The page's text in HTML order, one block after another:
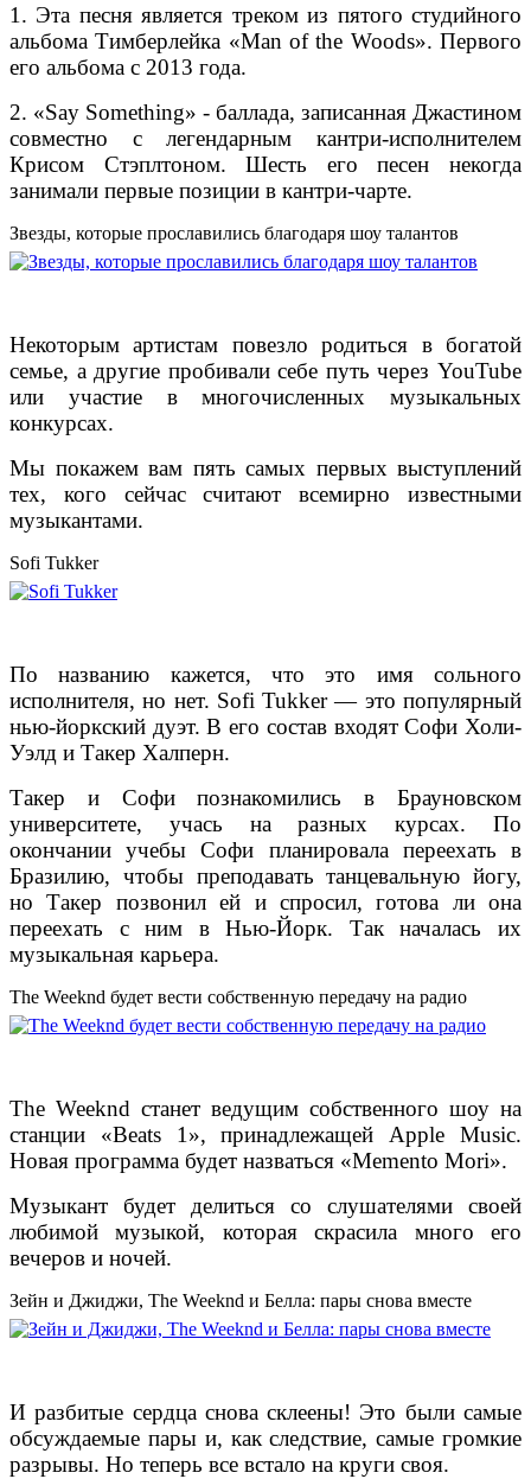
1. Эта песня является треком из пятого студийного
альбома Тимберлейка «Man of the Woods». Первого
его альбома с 2013 года.
2. «Say Something» - баллада, записанная Джастином
совместно с легендарным кантри-исполнителем
Крисом Стэплтоном. Шесть его песен некогда
занимали первые позиции в кантри-чарте.
Звезды, которые прославились благодаря шоу талантов
Некоторым артистам повезло родиться в богатой
семье, а другие пробивали себе путь через YouTube
или участие в многочисленных музыкальных
конкурсах.
Мы покажем вам пять самых первых выступлений
тех, кого сейчас считают всемирно известными
музыкантами.
Sofi Tukker
По названию кажется, что это имя сольного
исполнителя, но нет. Sofi Tukker — это популярный
нью-йоркский дуэт. В его состав входят Софи Холи-
Уэлд и Такер Халперн.
Такер и Софи познакомились в Брауновском
университете, учась на разных курсах. По
окончании учебы Софи планировала переехать в
Бразилию, чтобы преподавать танцевальную йогу,
но Такер позвонил ей и спросил, готова ли она
переехать с ним в Нью-Йорк. Так началась их
музыкальная карьера.
The Weeknd будет вести собственную передачу на радио
The Weeknd станет ведущим собственного шоу на
станции «Beats 1», принадлежащей Apple Music.
Новая программа будет назваться «Memento Mori».
Музыкант будет делиться со слушателями своей
любимой музыкой, которая скрасила много его
вечеров и ночей.
Зейн и Джиджи, The Weeknd и Белла: пары снова вместе
И разбитые сердца снова склеены! Это были самые
обсуждаемые пары и, как следствие, самые громкие
разрывы. Но теперь все встало на круги своя.